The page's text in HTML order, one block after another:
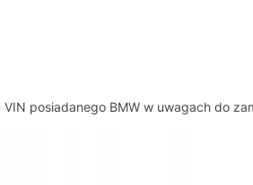
posiadanego BMW w uwagach do